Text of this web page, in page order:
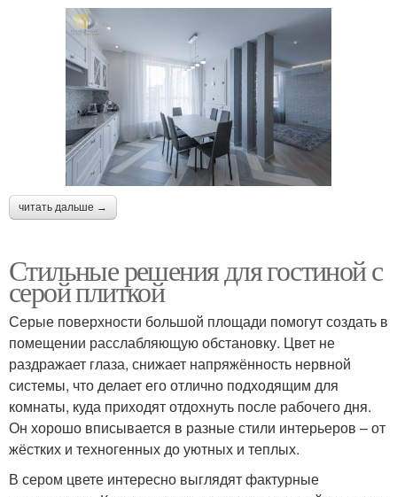
читать дальше →
Стильные решения для гостиной с
серой плиткой
Серые поверхности большой площади помогут создать в
помещении расслабляющую обстановку. Цвет не
раздражает глаза, снижает напряжённость нервной
системы, что делает его отлично подходящим для
комнаты, куда приходят отдохнуть после рабочего дня.
Он хорошо вписывается в разные стили интерьеров – от
жёстких и техногенных до уютных и теплых.
В сером цвете интересно выглядят фактурные